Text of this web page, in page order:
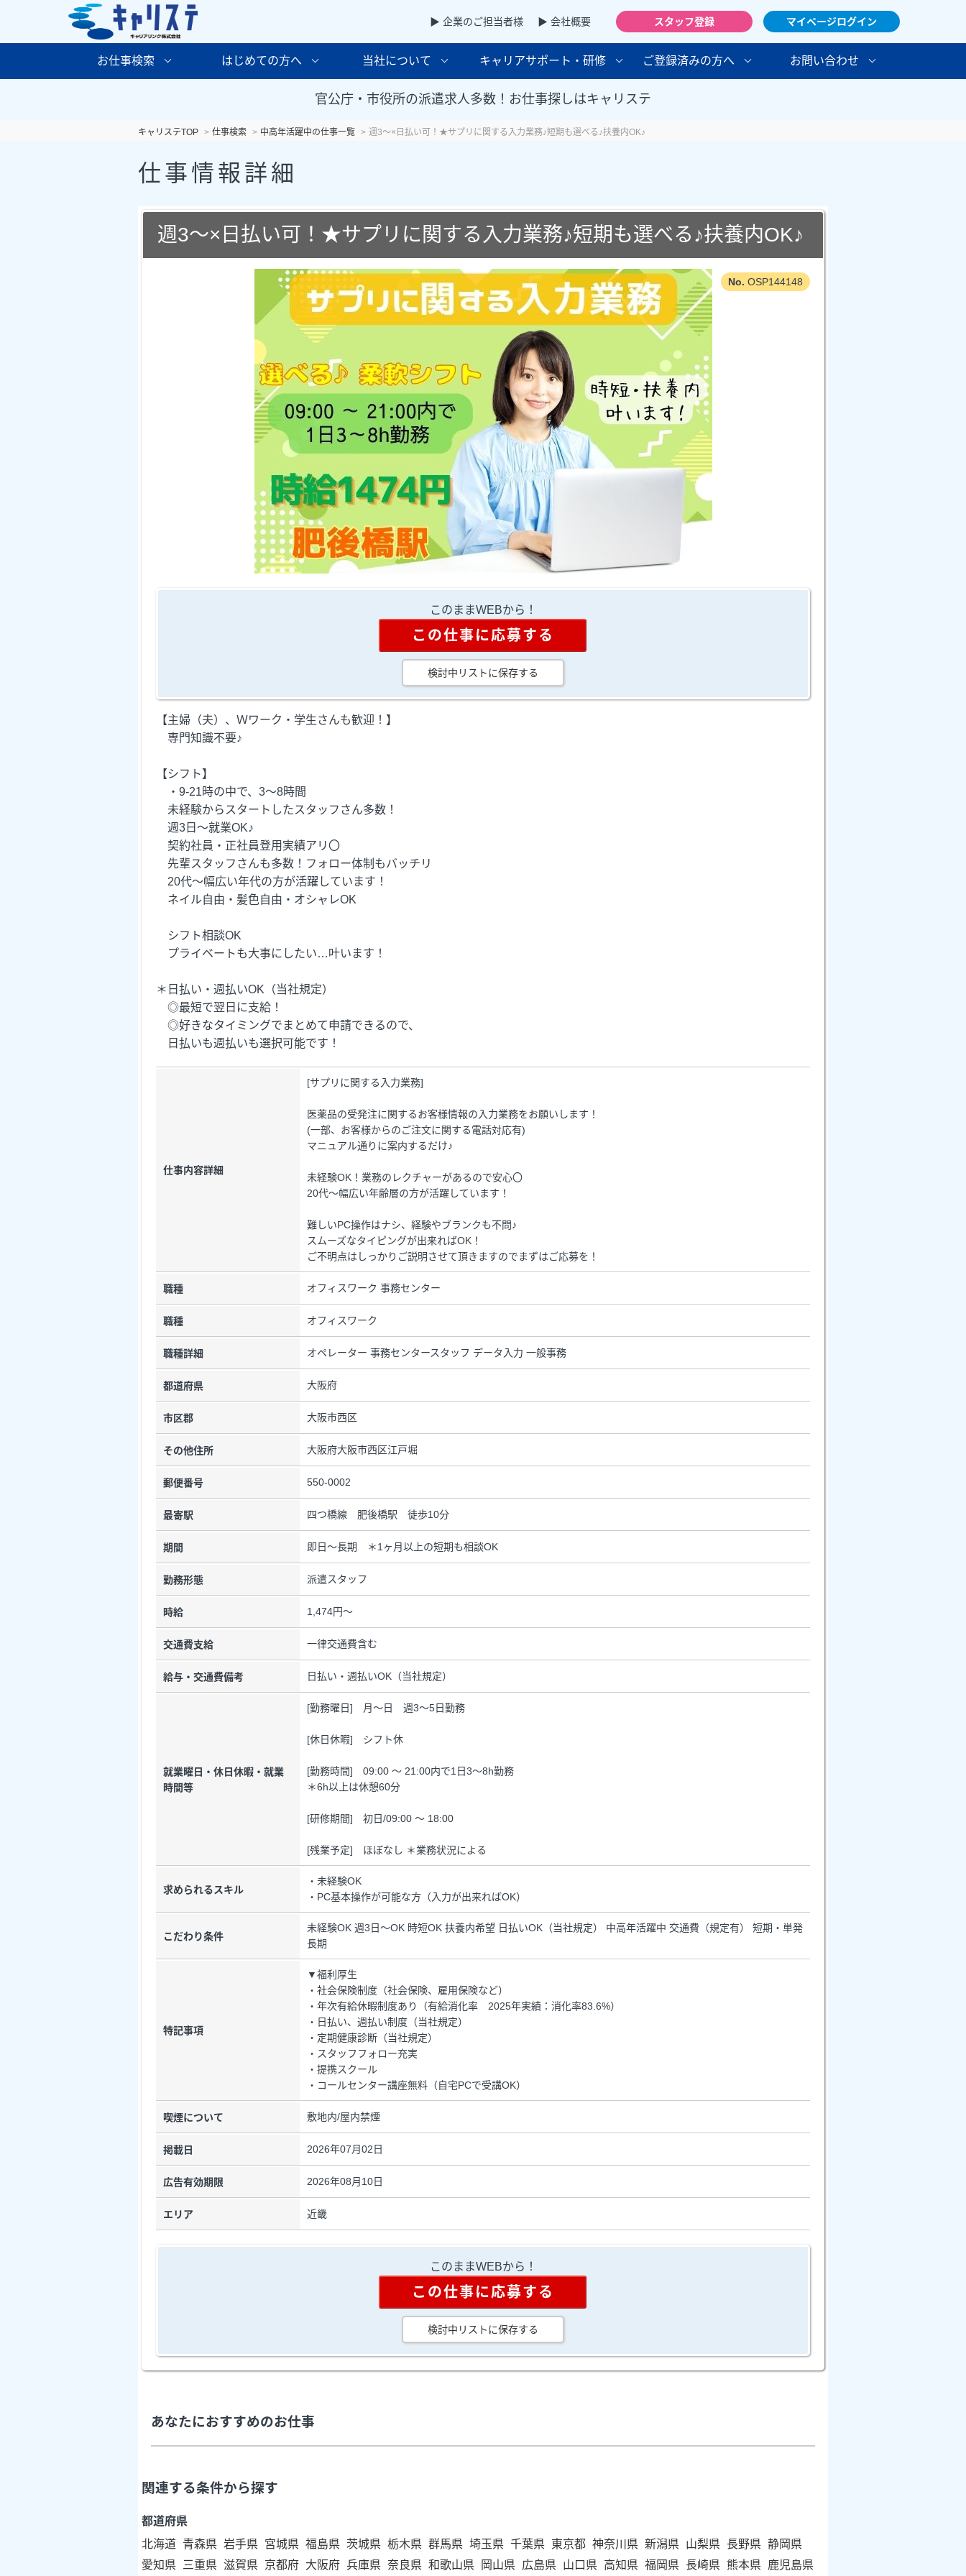
▶ 企業のご担当者様 ▶ 会社概要 スタッフ登録 マイページログイン
お仕事検索 はじめての方へ 当社について キャリアサポート・研修 ご登録済みの方へ お問い合わせ
官公庁・市役所の派遣求人多数！お仕事探しはキャリステ
キャリステTOP 仕事検索 中高年活躍中の仕事一覧 週3～×日払い可！★サプリに関する入力業務♪短期も選べる♪扶養内OK♪
仕事情報詳細
週3～×日払い可！★サプリに関する入力業務♪短期も選べる♪扶養内OK♪
OSP144148
このままWEBから！
この仕事に応募する
検討中リストに保存する
【主婦（夫）、Ｗワーク・学生さんも歓迎！】
専門知識不要♪
【シフト】
・9-21時の中で、3～8時間
未経験からスタートしたスタッフさん多数！
週3日～就業OK♪
契約社員・正社員登用実績アリ〇
先輩スタッフさんも多数！フォロー体制もバッチリ
20代～幅広い年代の方が活躍しています！
ネイル自由・髪色自由・オシャレOK
シフト相談OK
プライベートも大事にしたい…叶います！
＊日払い・週払いOK（当社規定）
◎最短で翌日に支給！
◎好きなタイミングでまとめて申請できるので、
日払いも週払いも選択可能です！
仕事内容詳細
[サプリに関する入力業務]
医薬品の受発注に関するお客様情報の入力業務をお願いします！
(一部、お客様からのご注文に関する電話対応有)
マニュアル通りに案内するだけ♪
未経験OK！業務のレクチャーがあるので安心〇
20代～幅広い年齢層の方が活躍しています！
難しいPC操作はナシ、経験やブランクも不問♪
スムーズなタイピングが出来ればOK！
ご不明点はしっかりご説明させて頂きますのでまずはご応募を！
職種 オフィスワーク 事務センター
職種 オフィスワーク
職種詳細 オペレーター 事務センタースタッフ データ入力 一般事務
都道府県 大阪府
市区郡 大阪市西区
その他住所 大阪府大阪市西区江戸堀
郵便番号 550-0002
最寄駅 四つ橋線 肥後橋駅 徒歩10分
期間 即日～長期 ＊1ヶ月以上の短期も相談OK
勤務形態 派遣スタッフ
時給 1,474円～
交通費支給 一律交通費含む
給与・交通費備考 日払い・週払いOK（当社規定）
就業曜日・休日休暇・就業
時間等
[勤務曜日] 月～日 週3～5日勤務
[休日休暇] シフト休
[勤務時間] 09:00 ～ 21:00内で1日3～8h勤務
＊6h以上は休憩60分
[研修期間] 初日/09:00 ～ 18:00
[残業予定] ほぼなし ＊業務状況による
求められるスキル
・未経験OK
・PC基本操作が可能な方（入力が出来ればOK）
こだわり条件
未経験OK 週3日～OK 時短OK 扶養内希望 日払いOK（当社規定） 中高年活躍中 交通費（規定有） 短期・単発
長期
特記事項
▼福利厚生
・社会保険制度（社会保険、雇用保険など）
・年次有給休暇制度あり（有給消化率 2025年実績：消化率83.6%）
・日払い、週払い制度（当社規定）
・定期健康診断（当社規定）
・スタッフフォロー充実
・提携スクール
・コールセンター講座無料（自宅PCで受講OK）
喫煙について 敷地内/屋内禁煙
掲載日 2026年07月02日
広告有効期限 2026年08月10日
エリア 近畿
このままWEBから！
この仕事に応募する
検討中リストに保存する
あなたにおすすめのお仕事
関連する条件から探す
都道府県
北海道 青森県 岩手県 宮城県 福島県 茨城県 栃木県 群馬県 埼玉県 千葉県 東京都 神奈川県 新潟県 山梨県 長野県 静岡県
愛知県
三重県 滋賀県 京都府 大阪府 兵庫県 奈良県 和歌山県 岡山県 広島県 山口県 高知県 福岡県 長崎県 熊本県 鹿児島県